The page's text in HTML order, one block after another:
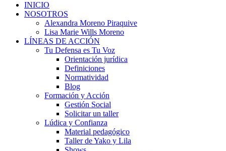
INICIO
NOSOTROS
Alexandra Moreno Piraquive
Lisa Marie Wills Moreno
LÍNEAS DE ACCIÓN
Tu Defensa es Tu Voz
Orientación jurídica
Definiciones
Normatividad
Blog
Formación y Acción
Gestión Social
Solicitar un taller
Lúdica y Confianza
Material pedagógico
Taller de Yako y Lila